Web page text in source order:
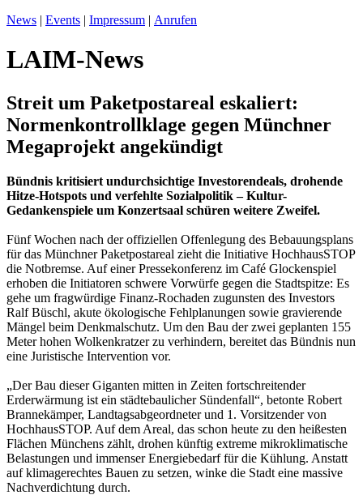
News | Events | Impressum | Anrufen
LAIM-News
Streit um Paketpostareal eskaliert:
Normenkontrollklage gegen Münchner
Megaprojekt angekündigt
Bündnis kritisiert undurchsichtige Investorendeals, drohende
Hitze-Hotspots und verfehlte Sozialpolitik – Kultur-
Gedankenspiele um Konzertsaal schüren weitere Zweifel.
Fünf Wochen nach der offiziellen Offenlegung des Bebauungsplans
für das Münchner Paketpostareal zieht die Initiative HochhausSTOP
die Notbremse. Auf einer Pressekonferenz im Café Glockenspiel
erhoben die Initiatoren schwere Vorwürfe gegen die Stadtspitze: Es
gehe um fragwürdige Finanz-Rochaden zugunsten des Investors
Ralf Büschl, akute ökologische Fehlplanungen sowie gravierende
Mängel beim Denkmalschutz. Um den Bau der zwei geplanten 155
Meter hohen Wolkenkratzer zu verhindern, bereitet das Bündnis nun
eine Juristische Intervention vor.
„Der Bau dieser Giganten mitten in Zeiten fortschreitender
Erderwärmung ist ein städtebaulicher Sündenfall“, betonte Robert
Brannekämper, Landtagsabgeordneter und 1. Vorsitzender von
HochhausSTOP. Auf dem Areal, das schon heute zu den heißesten
Flächen Münchens zählt, drohen künftig extreme mikroklimatische
Belastungen und immenser Energiebedarf für die Kühlung. Anstatt
auf klimagerechtes Bauen zu setzen, winke die Stadt eine massive
Nachverdichtung durch.